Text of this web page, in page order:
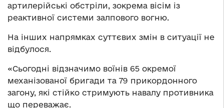
артилерійські обстріли, зокрема вісім із
реактивної системи залпового вогню.
На інших напрямках суттєвих змін в ситуації не
відбулося.
«Сьогодні відзначимо воїнів 65 окремої
механізованої бригади та 79 прикордонного
загону, які стійко стримують навалу противника
що переважає.